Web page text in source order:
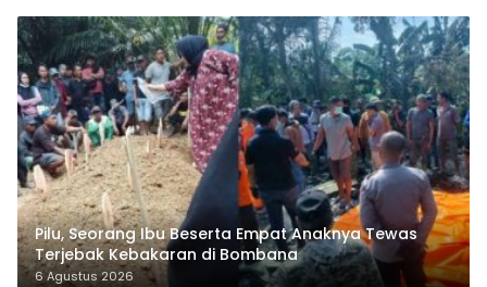
Pilu, Seorang Ibu Beserta Empat Anaknya Tewas
Terjebak Kebakaran di Bombana
6 Agustus 2026